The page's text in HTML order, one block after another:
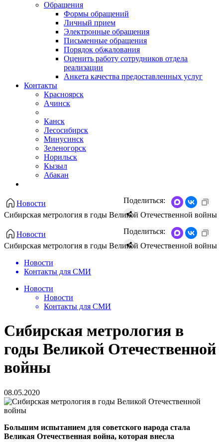
Обращения
Формы обращений
Личный прием
Электронные обращения
Письменные обращения
Порядок обжалования
Оценить работу сотрудников отдела
реализации
Анкета качества предоставленных услуг
Контакты
Красноярск
Ачинск
Канск
Лесосибирск
Минусинск
Зеленогорск
Норильск
Кызыл
Абакан
Новости
Сибирская метрология в годы Великой Отечественной войны
Поделиться:
Новости
Сибирская метрология в годы Великой Отечественной войны
Поделиться:
Новости
Контакты для СМИ
Новости
Новости
Контакты для СМИ
Сибирская метрология в
годы Великой Отечественной
войны
08.05.2020
Большим испытанием для советского народа стала
Великая Отечественная война, которая внесла